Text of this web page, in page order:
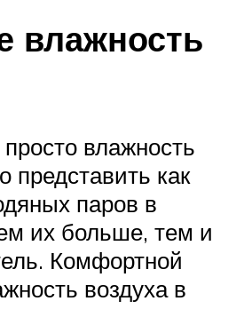
влажность
влажность
представить как
паров в
их больше, тем и
Комфортной
воздуха в